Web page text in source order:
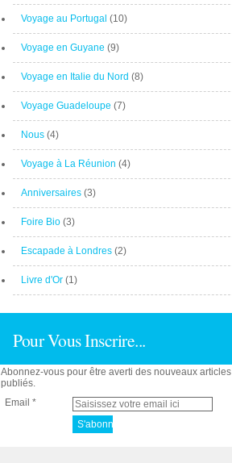
Voyage au Portugal (10)
Voyage en Guyane (9)
Voyage en Italie du Nord (8)
Voyage Guadeloupe (7)
Nous (4)
Voyage à La Réunion (4)
Anniversaires (3)
Foire Bio (3)
Escapade à Londres (2)
Livre d'Or (1)
Pour Vous Inscrire...
Abonnez-vous pour être averti des nouveaux articles
publiés.
Email